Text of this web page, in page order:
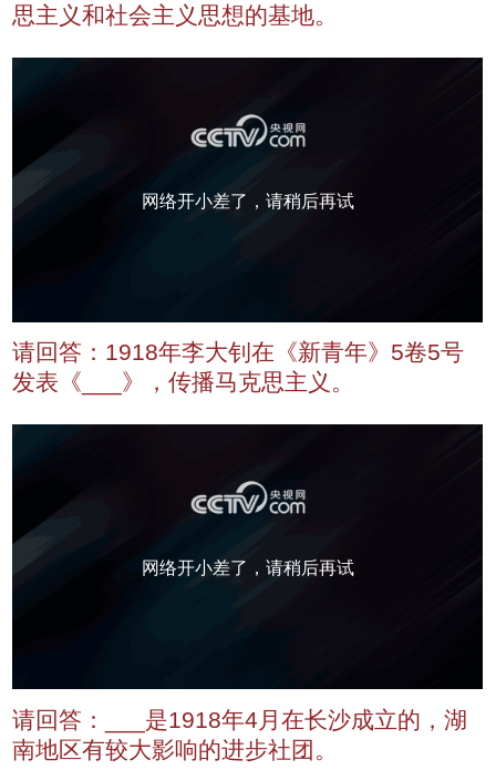
思主义和社会主义思想的基地。
网络开小差了，请稍后再试
请回答：1918年李大钊在《新青年》5卷5号
发表《___》，传播马克思主义。
网络开小差了，请稍后再试
请回答：___是1918年4月在长沙成立的，湖
南地区有较大影响的进步社团。